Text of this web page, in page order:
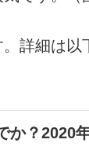
詳細は以
か？2020